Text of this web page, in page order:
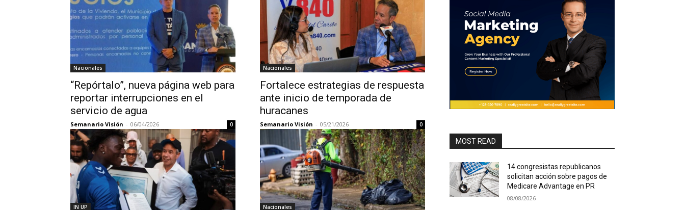
Nacionales
“Repórtalo”, nueva página web para
reportar interrupciones en el
servicio de agua
Semanario Visión - 06/04/2026 0
Nacionales
Fortalece estrategias de respuesta
ante inicio de temporada de
huracanes
Semanario Visión - 05/21/2026 0
IN UP Nacionales
MOST READ
14 congresistas republicanos
solicitan acción sobre pagos de
Medicare Advantage en PR
08/08/2026